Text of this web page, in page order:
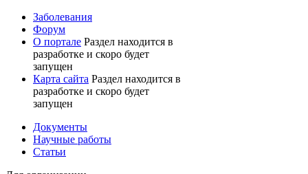
Заболевания
Форум
О портале Раздел находится в
разработке и скоро будет
запущен
Карта сайта Раздел находится в
разработке и скоро будет
запущен
Документы
Научные работы
Статьи